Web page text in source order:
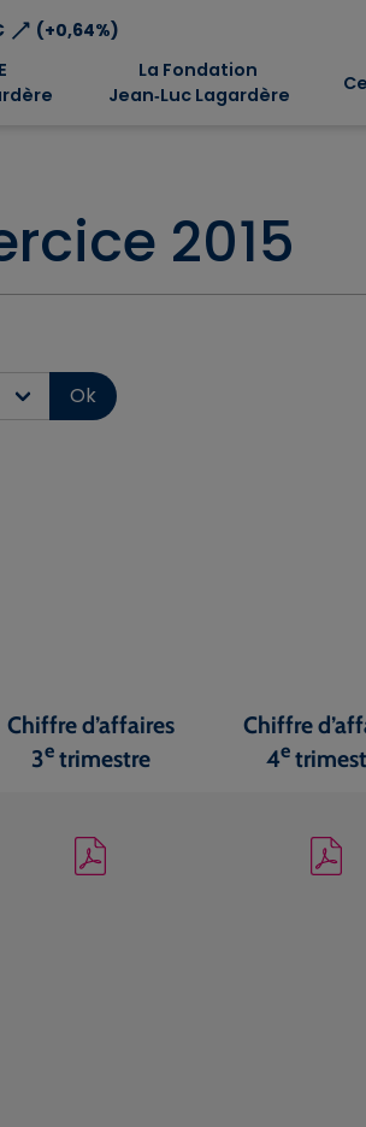
⟶ (+0,64%)
La Fondation
Jean‑Luc Lagardère
2015
Ok
Chiffre d’affaires
3etrimestre
Chiffre
4e